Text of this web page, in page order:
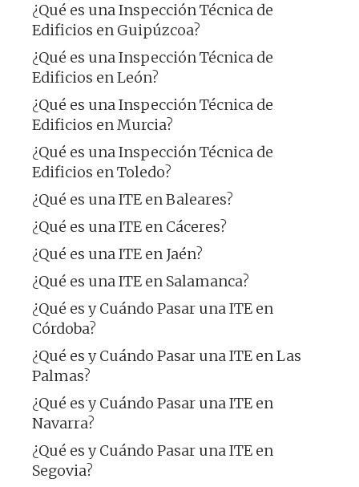
¿Qué es una Inspección Técnica de
Edificios en Guipúzcoa?
¿Qué es una Inspección Técnica de
Edificios en León?
¿Qué es una Inspección Técnica de
Edificios en Murcia?
¿Qué es una Inspección Técnica de
Edificios en Toledo?
¿Qué es una ITE en Baleares?
¿Qué es una ITE en Cáceres?
¿Qué es una ITE en Jaén?
¿Qué es una ITE en Salamanca?
¿Qué es y Cuándo Pasar una ITE en
Córdoba?
¿Qué es y Cuándo Pasar una ITE en Las
Palmas?
¿Qué es y Cuándo Pasar una ITE en
Navarra?
¿Qué es y Cuándo Pasar una ITE en
Segovia?